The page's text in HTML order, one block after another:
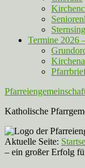
Termine 2026
Katholische
Aktuelle Seite:
– ein großer Erfolg